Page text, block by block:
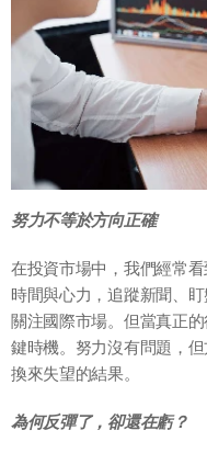
努力不等於方向正確
在投資市場中，我們經常
時間與心力，追蹤新聞、
關注國際市場。但當真正
鍵時機。努力沒有問題，
換來失望的結果。
為何反彈了，卻還在虧？